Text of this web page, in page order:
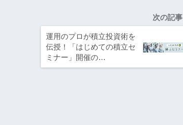
次の記事
運用のプロが積立投資術を
伝授！「はじめての積立セ
ミナー」開催の…